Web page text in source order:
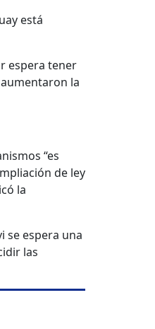
está
espera tener
la
“es
de ley
la
se espera una
las